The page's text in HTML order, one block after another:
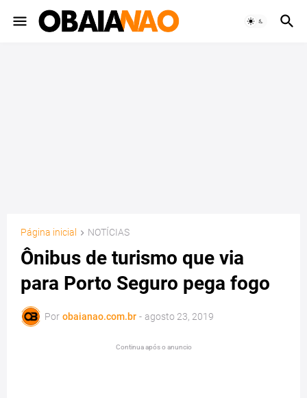
Página inicial NOTÍCIAS
Ônibus de turismo que via
para Porto Seguro pega fogo
Por obaianao.com.br - agosto 23, 2019
Continua após o anuncio